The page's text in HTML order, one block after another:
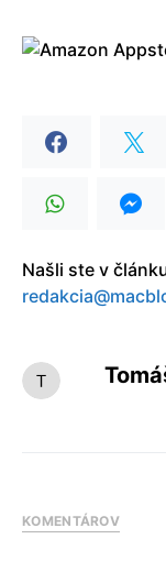
Našli ste v
KOMENTÁROV